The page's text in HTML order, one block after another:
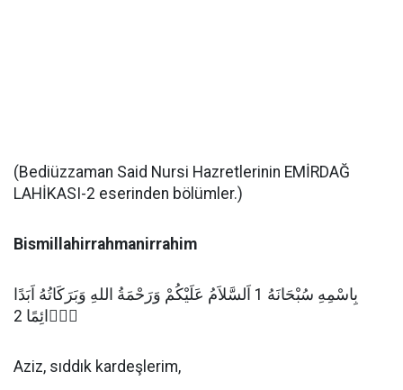
(Bediüzzaman Said Nursi Hazretlerinin EMİRDAĞ
LAHİKASI-2 eserinden bölümler.)
Bismillahirrahmanirrahim
بِاسْمِهِ سُبْحَانَهُ 1 اَلسَّلاَمُ عَلَيْكُمْ وَرَحْمَةُ اللهِ وَبَرَكَاتُهُ اَبَدًا
دَۤائِمًا 2
Aziz, sıddık kardeşlerim,